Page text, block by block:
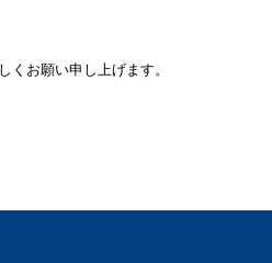
くお願い申し上げます。